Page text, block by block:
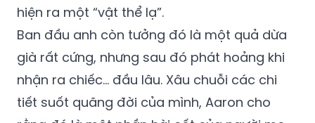
hiện ra một “vật thể lạ”.
Ban đầu anh còn tưởng đó là một quả dừa
già rất cứng, nhưng sau đó phát hoảng khi
nhận ra chiếc… đầu lâu. Xâu chuỗi các chi
tiết suốt quãng đời của mình, Aaron cho